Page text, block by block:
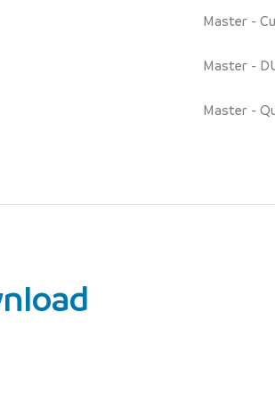
Master -
Master -
Master -